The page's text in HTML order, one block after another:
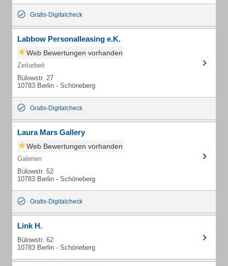
Gratis-Digitalcheck
Labbow Personalleasing e.K.
Web Bewertungen vorhanden
Zeitarbeit
Bülowstr. 27
10783 Berlin - Schöneberg
Gratis-Digitalcheck
Laura Mars Gallery
Web Bewertungen vorhanden
Galerien
Bülowstr. 52
10783 Berlin - Schöneberg
Gratis-Digitalcheck
Link H.
Bülowstr. 62
10783 Berlin - Schöneberg